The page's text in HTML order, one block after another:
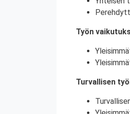
Työn
Turvallisen